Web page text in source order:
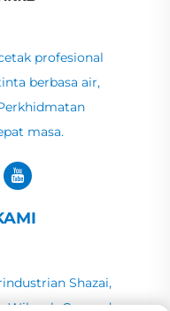
profesional
berbasa air,
masa.
Shazai,
Wilayah Guangdong